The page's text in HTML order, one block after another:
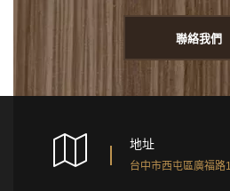
聯絡我們
地址
台中市西屯區廣福路